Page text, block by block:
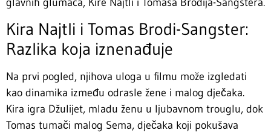
Kira Najtli i Tomas Brodi-Sangster:
Razlika koja iznenađuje
Na prvi pogled, njihova uloga u filmu može izgledati
kao dinamika između odrasle žene i malog dječaka.
Kira igra Džulijet, mladu ženu u ljubavnom trouglu, dok
Tomas tumači malog Sema, dječaka koji pokušava